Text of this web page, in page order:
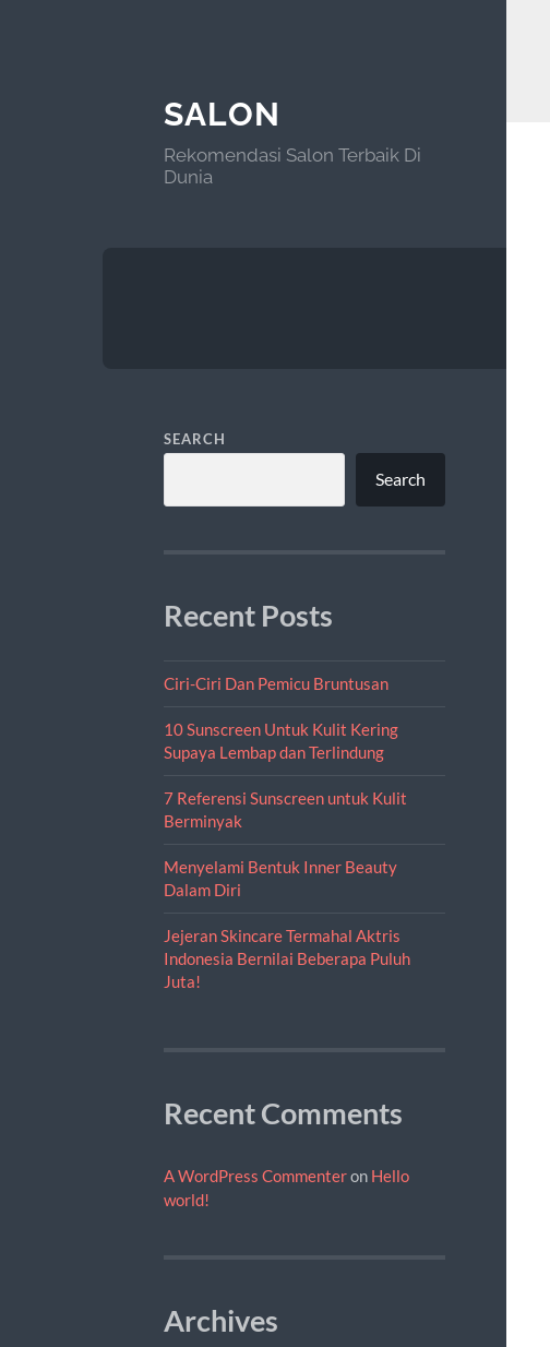
SALON
Rekomendasi Salon Terbaik Di
Dunia
SEARCH
Search
Recent Posts
Ciri-Ciri Dan Pemicu Bruntusan
10 Sunscreen Untuk Kulit Kering
Supaya Lembap dan Terlindung
7 Referensi Sunscreen untuk Kulit
Berminyak
Menyelami Bentuk Inner Beauty
Dalam Diri
Jejeran Skincare Termahal Aktris
Indonesia Bernilai Beberapa Puluh
Juta!
Recent Comments
A WordPress Commenteron Hello
world!
Archives